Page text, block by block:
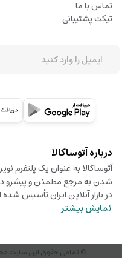
تماس با ما
تیکت پشتیبانی
درباره آتوساکالا
آتوساکالا به عنوان یک پلتفرم
شدن به مرجع مطمئن و پیشرو در
در بازار آنلاین ایران تأسیس
نمایش بیشتر
© تمامی حقوق این سایت